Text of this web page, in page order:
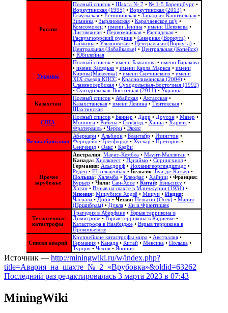
Россия
Полный список• Шахта № 7• № 1-5 Баренцбург•
Воркутинская (1995)• Воркутинская (2013)•
Есаульская• Естюнинская• Западная-Капитальная•
Зиминка• Зыряновская• Карачаевское ш/у•
Комсомолец• имени Ленина• имени Шевякова•
Листвяжная• Первомайская• Распадская•
Расвумчоррский рудник• Северная (Воркута)•
Тайжина• Ульяновская• Центральная (Воркута)•
Центральная (Забайкалье)• Центральная (Копейск)
• Юбилейная
Украина
Полный список• имени Бажанова• имени Баракова
• имени Засядько • имени Карла Маркса• имени
Кирова(Макеевка)• имени Скочинского • имени
ХІХ съезда КПСС• Краснолиманская (2004)•
Славяносербская• Суходольская-Восточная (1992)
• Суходольская-Восточная (2011)• Украина
Казахстан
Полный список• Абайская• Актасская•
Казахстанская• имени Ленина• Тентекская•
Шахтинская
США
Полный список• Баннер • Дарр • Доусон• Мазер •
Мононга• Робена• Скофилд • Ханна• Харвик•
Фратервиль• Черри• Экклс
Великобритания
Аберкарн• Альбион‎• Блантайр • Изингтон•
Ферндейл• Гресфорде• Хускар • Претория•
Сенгенид • Оакс• Кэдби
Прочее
зарубежье
Австралия: Маунт-Кембла• Маунт-Маллиган•
Канада: Хиллкрест• Нанаймо • Спрингхилл•
Германия: Альсдорф• Йоханнгеоргендштадт•
Реден• Штольценбах • Бельгия: Буа-де-Казьер •
Польша: Халемба• Клеофас• Хайниц• Франция:
Курьер • Чили: Сан-Хосе• Китай: Бэньсиху•
Хэган• Взрыв на шахте в Манчжурии (1931)•
Япония: Мицубиси Ходзё• Мицуи• Индия:
Часнала• Дори• Чехия: Нельсон (Осек)• Мария
(Пршибрам)• Дукла• Ян и Франтишек
Техногенные
катастрофы
Трагедия в Аберфане• Взрыв террикона в
Димитрове• Взрыв террикона в Кадиевке•
Катастрофа в Намбидже• Взрыв террикона в
Прокопьевске
Списки аварий
Крупнейшие катастрофы мира• Австралия•
Германия• Канада• Китай• Мексика• Польша•
Турция• Чехия• Япония
Источник — http://miningwiki.ru/w/index.php?
title=Авария_на_шахте_№_2_«Врубовка»&oldid=63262
Последний раз редактировалась 3 марта 2023 в 07:43
MiningWiki